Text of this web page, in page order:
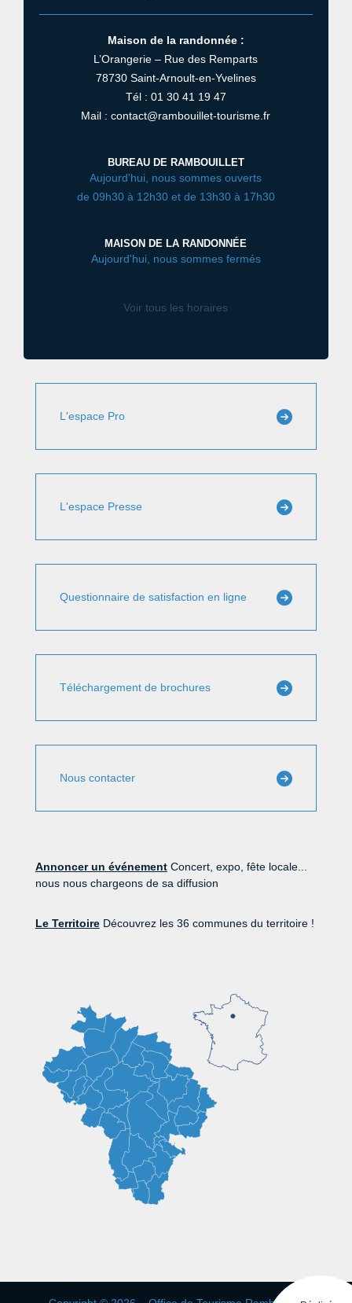
Maison de la randonnée :
L’Orangerie – Rue des Remparts
78730 Saint-Arnoult-en-Yvelines
Tél : 01 30 41 19 47
Mail : contact@rambouillet-tourisme.fr
BUREAU DE RAMBOUILLET
Aujourd'hui, nous sommes ouverts
de 09h30 à 12h30 et de 13h30 à 17h30
MAISON DE LA RANDONNÉE
Aujourd'hui, nous sommes fermés
Voir tous les horaires
L'espace Pro
L'espace Presse
Questionnaire de satisfaction en ligne
Téléchargement de brochures
Nous contacter
Annoncer un événementConcert, expo, fête locale...
nous nous chargeons de sa diffusion
Le TerritoireDécouvrez les 36 communes du territoire !